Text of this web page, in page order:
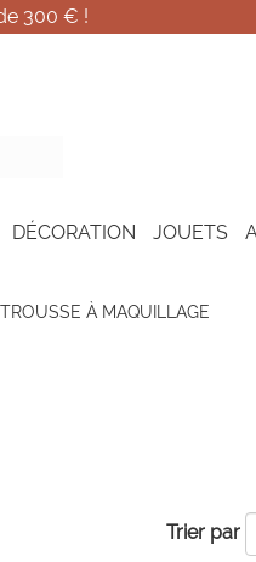
300 € !
DÉCORATION JOUETS
TROUSSE À MAQUILLAGE
Trier par